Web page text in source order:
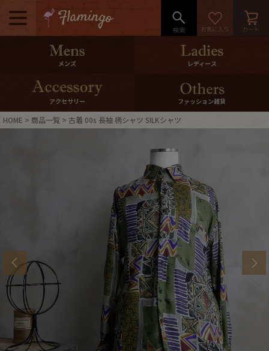
メニュー
500pt＆10％Offクーポンプレゼン
10％0ffクーポンプレゼント
ログイン・会員登録 LINE ID連携
マイページ
International Shipping
特集一覧
ブランドから探す スタッフコーディネート
年代から探す 古着卸DOCK
メンズ レディース
アクセサリー ファッション雑貨
HOME 商品一覧 古着 00s 長袖 柄シャツ SILKシャツ